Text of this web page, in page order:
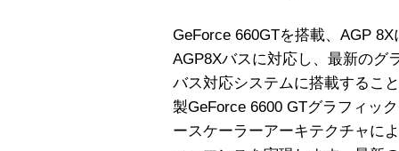
GeForce 660GTを搭載、AGP
AGP8Xバスに対応し、最新のグ
バス対応システムに搭載するこ
製GeForce 6600 GTグラフィッ
ースケーラーアーキテクチャに